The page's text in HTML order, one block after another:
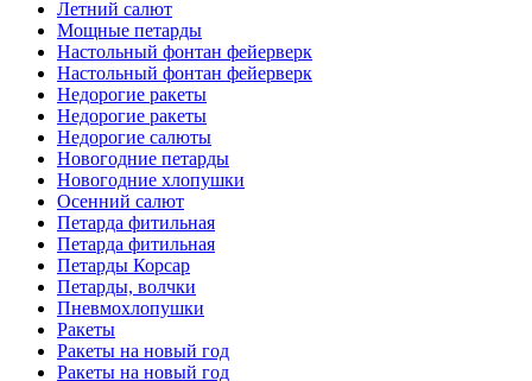
Летний салют
Мощные петарды
Настольный фонтан фейерверк
Настольный фонтан фейерверк
Недорогие ракеты
Недорогие ракеты
Недорогие салюты
Новогодние петарды
Новогодние хлопушки
Осенний салют
Петарда фитильная
Петарда фитильная
Петарды Корсар
Петарды, волчки
Пневмохлопушки
Ракеты
Ракеты на новый год
Ракеты на новый год